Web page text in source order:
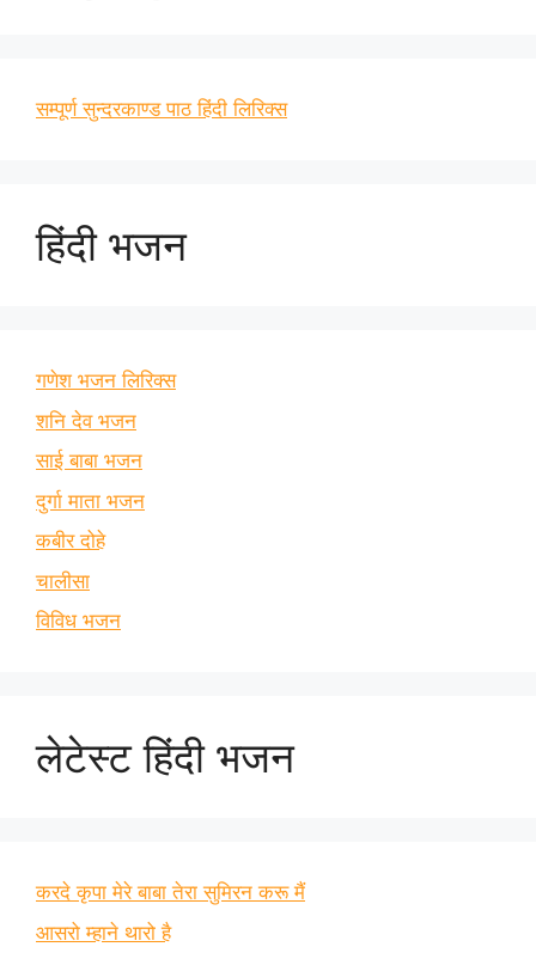
सम्पूर्ण सुन्दरकाण्ड पाठ हिंदी लिरिक्स
हिंदी भजन
गणेश भजन लिरिक्स
शनि देव भजन
साई बाबा भजन
दुर्गा माता भजन
कबीर दोहे
चालीसा
विविध भजन
लेटेस्ट हिंदी भजन
करदे कृपा मेरे बाबा तेरा सुमिरन करू मैं
आसरो म्हाने थारो है